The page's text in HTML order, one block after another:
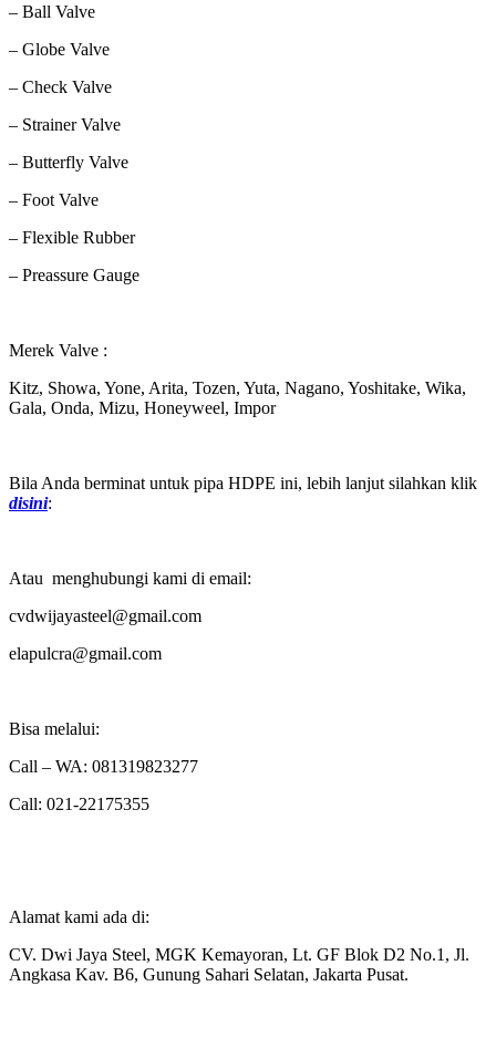
– Ball Valve
– Globe Valve
– Check Valve
– Strainer Valve
– Butterfly Valve
– Foot Valve
– Flexible Rubber
– Preassure Gauge
Merek Valve :
Kitz, Showa, Yone, Arita, Tozen, Yuta, Nagano, Yoshitake, Wika,
Gala, Onda, Mizu, Honeyweel, Impor
Bila Anda berminat untuk pipa HDPE ini, lebih lanjut silahkan klik
disini:
Atau menghubungi kami di email:
cvdwijayasteel@gmail.com
elapulcra@gmail.com
Bisa melalui:
Call – WA: 081319823277
Call: 021-22175355
Alamat kami ada di:
CV. Dwi Jaya Steel, MGK Kemayoran, Lt. GF Blok D2 No.1, Jl.
Angkasa Kav. B6, Gunung Sahari Selatan, Jakarta Pusat.